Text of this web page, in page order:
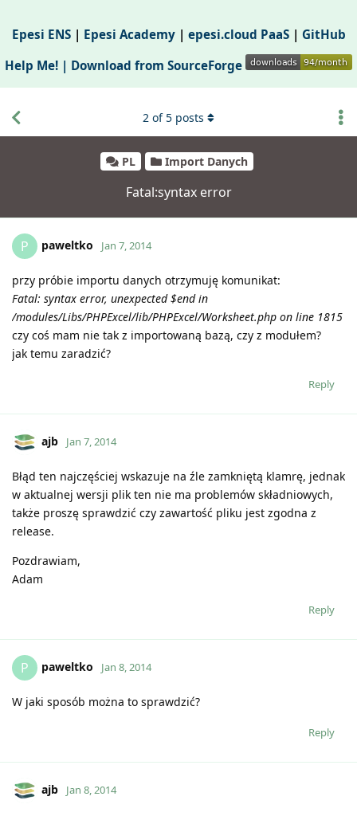
Epesi ENS| Epesi Academy| epesi.cloud PaaS| GitHub
Help Me! | Download from SourceForge
PL Import Danych
Fatal:syntax error
2 of5 posts
P paweltko Jan 7, 2014
przy próbie importu danych otrzymuję komunikat:
Fatal: syntax error, unexpected $end in
/modules/Libs/PHPExcel/lib/PHPExcel/Worksheet.php on line 1815
czy coś mam nie tak z importowaną bazą, czy z modułem?
jak temu zaradzić?
Reply
ajb Jan 7, 2014
Błąd ten najczęściej wskazuje na źle zamkniętą klamrę, jednak
w aktualnej wersji plik ten nie ma problemów składniowych,
także proszę sprawdzić czy zawartość pliku jest zgodna z
release.
Pozdrawiam,
Adam
Reply
P paweltko Jan 8, 2014
W jaki sposób można to sprawdzić?
Reply
ajb Jan 8, 2014